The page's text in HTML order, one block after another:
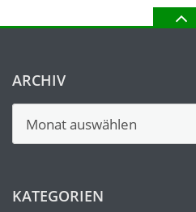
ARCHIV
KATEGORIEN